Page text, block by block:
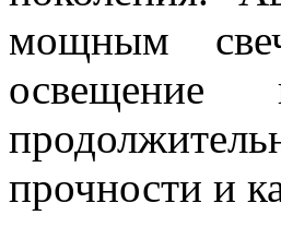
мощным
прочности и